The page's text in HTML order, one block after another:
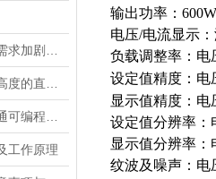
工作原理
输出功率：600W
电压/电流显示
负载调整率：电
设定值精度：电
显示值精度：电
设定值分辨率：
显示值分辨率：
纹波及噪声：电